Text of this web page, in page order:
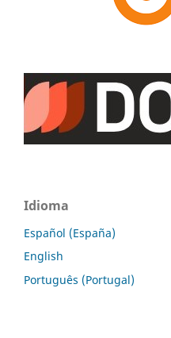
Idioma
Español (España)
English
Português (Portugal)